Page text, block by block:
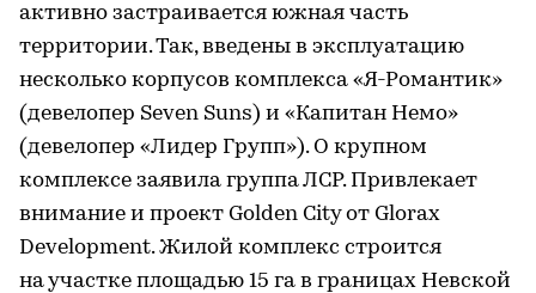
активно застраивается южная часть
территории. Так, введены в эксплуатацию
несколько корпусов комплекса «Я-Романтик»
(девелопер Seven Suns) и «Капитан Немо»
(девелопер «Лидер Групп»). О крупном
комплексе заявила группа ЛСР. Привлекает
внимание и проект Golden City от Glorax
Development. Жилой комплекс строится
на участке площадью 15 га в границах Невской